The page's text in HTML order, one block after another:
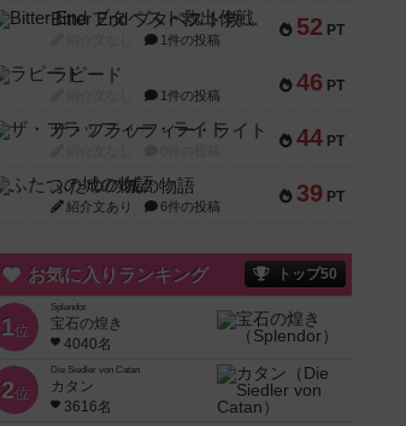
52 PT
Bitter End ブタペスト救出作戦
1件の投稿
46 PT
ラピード
1件の投稿
44 PT
ザ・フラッフィー・ライト
39 PT
ふたつの城の物語
紹介文あり 6件の投稿
お気に入りランキング トップ50
1位
Splendor
宝石の煌き
4040名
2位
Die Siedler von Catan
カタン
3616名